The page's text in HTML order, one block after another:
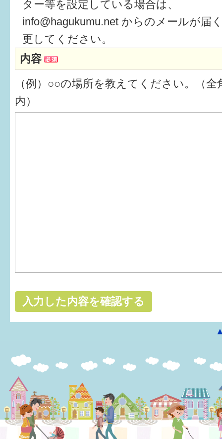
ター等を設定している場合は、
info@hagukumu.net からのメールが届
更してください。
内容
（例）○○の場所を教えてください。（全
内）
就学後〜
子育てマップ
イベントレポート
なるほどコラム
メールマガジン
パパもママも子育て
すまいるサポート行事案内